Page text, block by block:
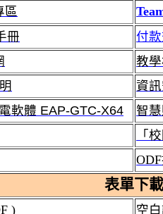
區
冊 付
教
資
軟體 EAP-GTC-X64
智
「
表單下載
) 空